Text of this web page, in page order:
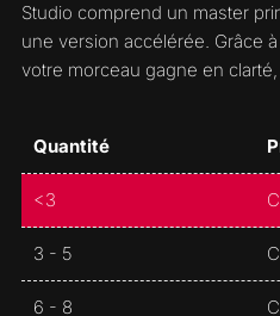
Studio comprend un master
une version accélérée. Grâce
votre morceau gagne en
Quantité
<3
3 - 5
6 - 8